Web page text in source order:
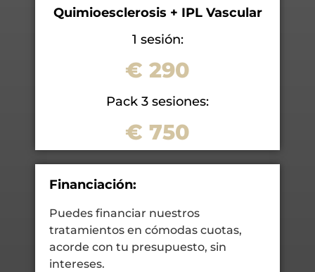
Quimioesclerosis + IPL Vascular
1 sesión:
€ 290
Pack 3 sesiones:
€ 750
Financiación:
Puedes financiar nuestros
tratamientos en cómodas cuotas,
acorde con tu presupuesto, sin
intereses.